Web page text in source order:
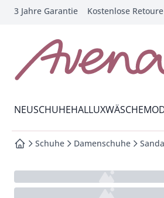
springen
springen
springen
springen
3 Jahre Garantie Kostenlose Retoure
zur Startseite
Wechsel in das Menü mit Pfeil-
NEUSCHUHEHALLUXWÄSCHE
zur Startseite
Schuhe Damenschuhe